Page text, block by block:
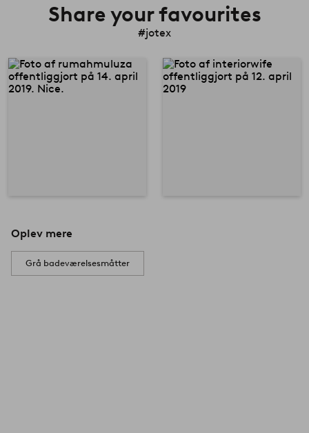
Share your favourites
#jotex
Oplev mere
Grå badeværelsesmåtter